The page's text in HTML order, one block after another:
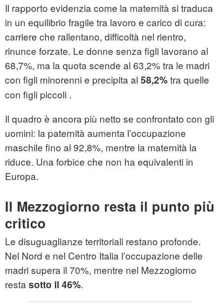
Il rapporto evidenzia come la maternità si traduca
in un equilibrio fragile tra lavoro e carico di cura:
carriere che rallentano, difficoltà nel rientro,
rinunce forzate. Le donne senza figli lavorano al
68,7%, ma la quota scende al 63,2% tra le madri
con figli minorenni e precipita al 58,2%tra quelle
con figli piccoli .
Il quadro è ancora più netto se confrontato con gli
uomini: la paternità aumenta l’occupazione
maschile fino al 92,8%, mentre la maternità la
riduce. Una forbice che non ha equivalenti in
Europa.
Il Mezzogiorno resta il punto più
critico
Le disuguaglianze territoriali restano profonde.
Nel Nord e nel Centro Italia l’occupazione delle
madri supera il 70%, mentre nel Mezzogiorno
resta sotto il 46%.